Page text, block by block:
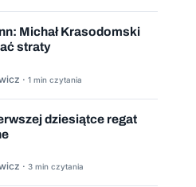
Michał Krasodomski
straty
· 1 min czytania
dziesiątce regat
· 3 min czytania